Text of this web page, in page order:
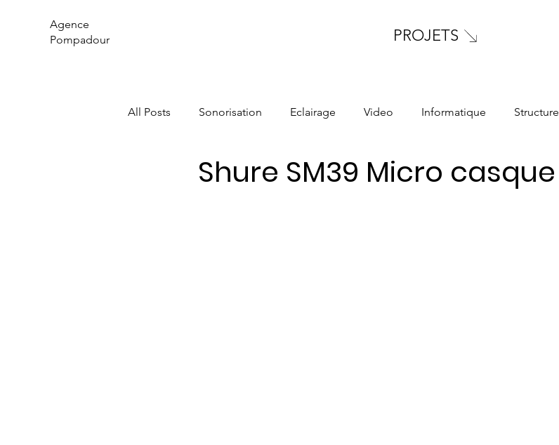
Agence
Pompadour
PROJETS
All Posts Sonorisation Eclairage Video Informatique Structure
Shure SM39 Micro casque